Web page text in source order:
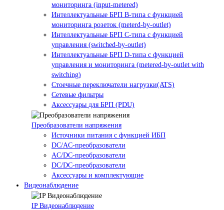
мониторинга (input-metered)
Интеллектуальные БРП B-типа с функцией
мониторинга розеток (meterd-by-outlet)
Интеллектуальные БРП C-типа с функцией
управления (switched-by-outlet)
Интеллектуальные БРП D-типа с функцией
управления и мониторинга (metered-by-outlet with
switching)
Стоечные переключатели нагрузки(ATS)
Сетевые фильтры
Аксессуары для БРП (PDU)
Преобразователи напряжения
Источники питания c функцией ИБП
DC/AC-преобразователи
AC/DC-преобразователи
DC/DC-преобразователи
Аксессуары и комплектующие
Видеонаблюдение
IP Видеонаблюдение